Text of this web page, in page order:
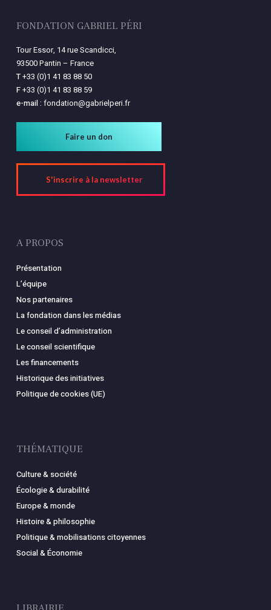
FONDATION GABRIEL PÉRI
Tour Essor, 14 rue Scandicci,
93500 Pantin – France
T+33 (0)1 41 83 88 50
F+33 (0)1 41 83 88 59
e-mail : fondation@gabrielperi.fr
Faire un don
S'inscrire à la newsletter
A PROPOS
Présentation
L’équipe
Nos partenaires
La fondation dans les médias
Le conseil d’administration
Le conseil scientifique
Les financements
Historique des initiatives
Politique de cookies (UE)
THÉMATIQUE
Culture & société
Écologie & durabilité
Europe & monde
Histoire & philosophie
Politique & mobilisations citoyennes
Social & Économie